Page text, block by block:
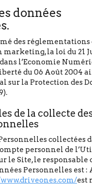
données
des
la loi du 21
l’Economie
du 06 Août 2004
sur la Protection des
de la collecte
collectées
personnel de
le Site, le responsable
Personnelles est :
est